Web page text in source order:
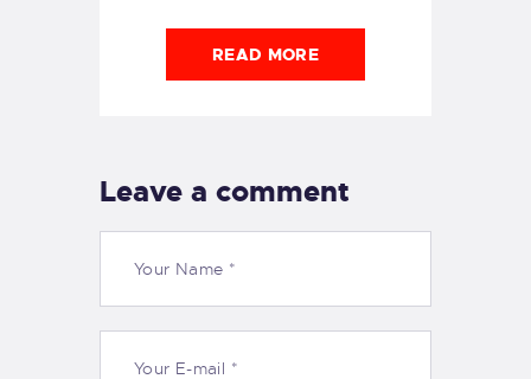
READ MORE
Leave a comment